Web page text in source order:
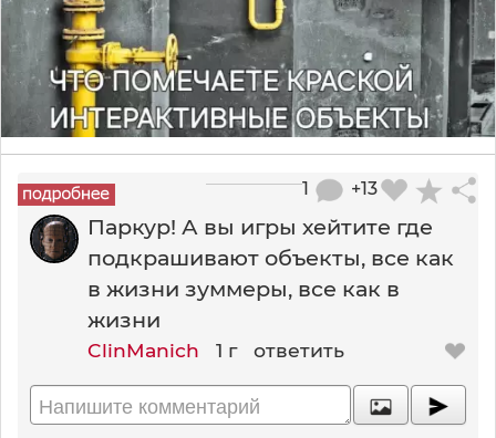
+13
1
Паркур! А вы игры хейтите где
подкрашивают объекты, все как
в жизни зуммеры, все как в
жизни
ClinManich 1 г ответить